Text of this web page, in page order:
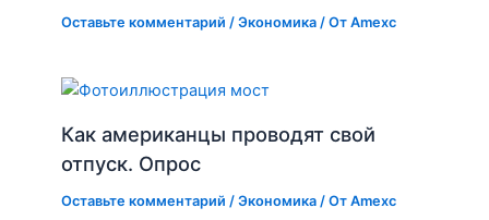
Оставьте комментарий /Экономика / ОтAmexc
Как американцы проводят свой
отпуск. Опрос
Оставьте комментарий /Экономика / ОтAmexc